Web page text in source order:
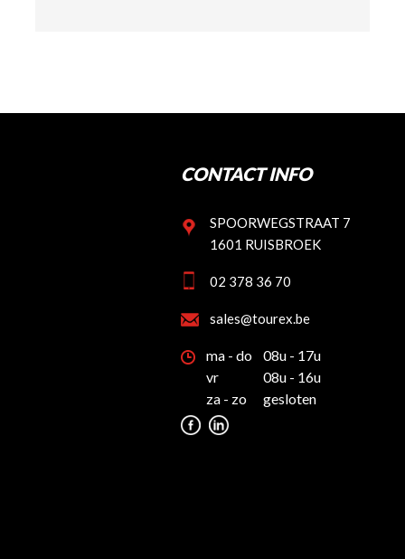
CONTACT INFO
SPOORWEGSTRAAT 7
1601 RUISBROEK
02 378 36 70
sales@tourex.be
ma - do
08u - 17u
vr
08u - 16u
za - zo
gesloten